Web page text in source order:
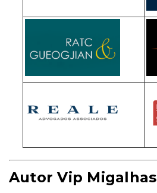
Autor Vip Migalhas